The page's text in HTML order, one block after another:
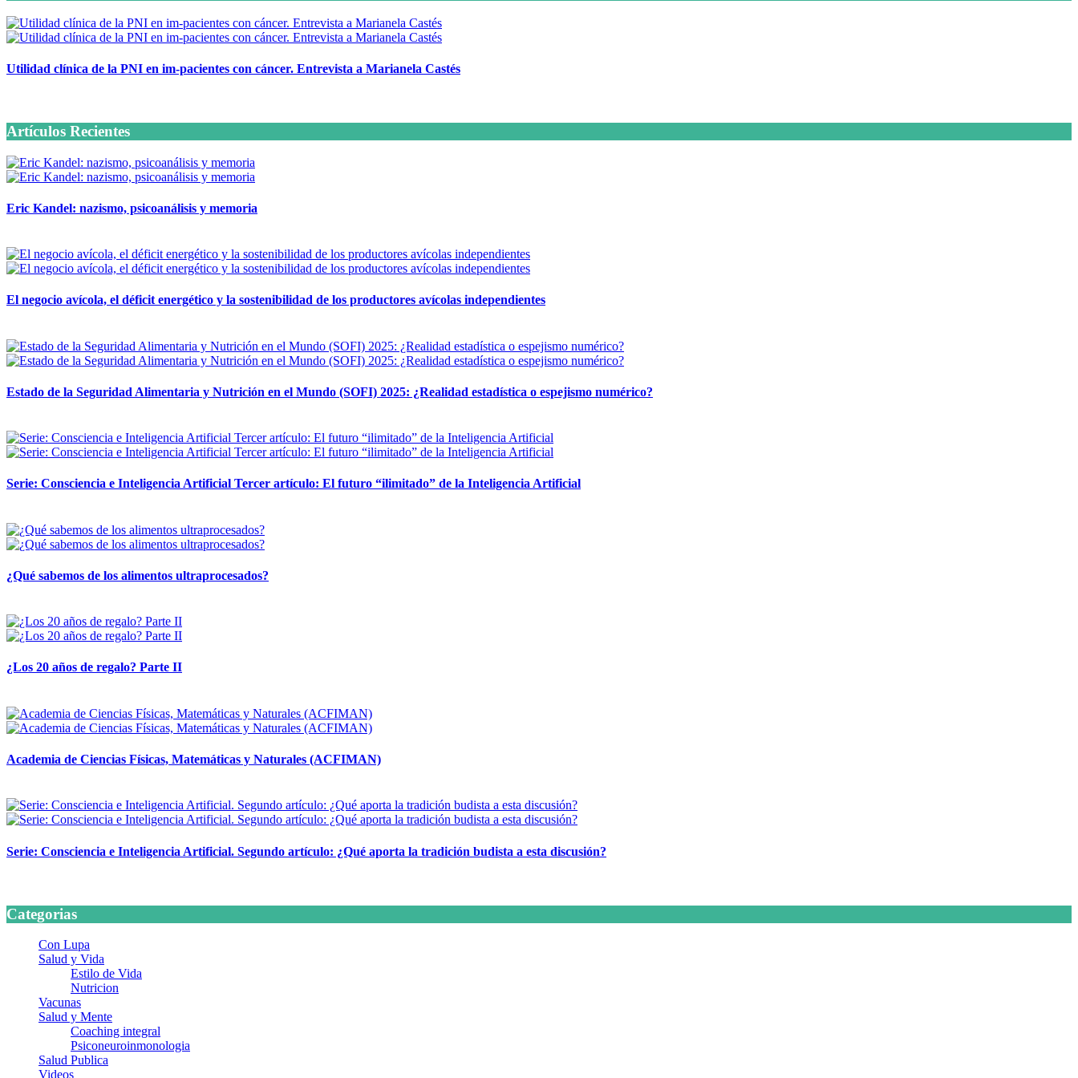
Utilidad clínica de la PNI en im-pacientes con cáncer. Entrevista a Marianela Castés
Artículos Recientes
Eric Kandel: nazismo, psicoanálisis y memoria
El negocio avícola, el déficit energético y la sostenibilidad de los productores avícolas independientes
Estado de la Seguridad Alimentaria y Nutrición en el Mundo (SOFI) 2025: ¿Realidad estadística o espejismo numérico?
Serie: Consciencia e Inteligencia Artificial Tercer artículo: El futuro “ilimitado” de la Inteligencia Artificial
¿Qué sabemos de los alimentos ultraprocesados?
¿Los 20 años de regalo? Parte II
Academia de Ciencias Físicas, Matemáticas y Naturales (ACFIMAN)
Serie: Consciencia e Inteligencia Artificial. Segundo artículo: ¿Qué aporta la tradición budista a esta discusión?
Categorias
Con Lupa
Salud y Vida
Estilo de Vida
Nutricion
Vacunas
Salud y Mente
Coaching integral
Psiconeuroinmonologia
Salud Publica
Videos